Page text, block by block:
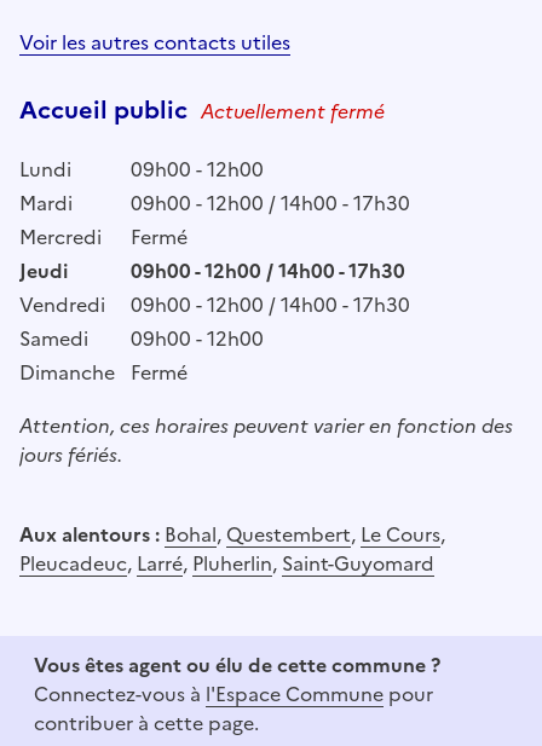
Voir les autres contacts utiles
Accueil public Actuellement fermé
Lundi
09h00 - 12h00
Mardi
09h00 - 12h00 / 14h00 - 17h30
Mercredi
Fermé
Jeudi
09h00 - 12h00 / 14h00 - 17h30
Vendredi
09h00 - 12h00 / 14h00 - 17h30
Samedi
09h00 - 12h00
Dimanche Fermé
Attention, ces horaires peuvent varier en fonction des
jours fériés.
Aux alentours : Bohal, Questembert, Le Cours,
Pleucadeuc, Larré, Pluherlin, Saint-Guyomard
Vous êtes agent ou élu de cette commune ?
Connectez-vous à l'Espace Commune pour
contribuer à cette page.